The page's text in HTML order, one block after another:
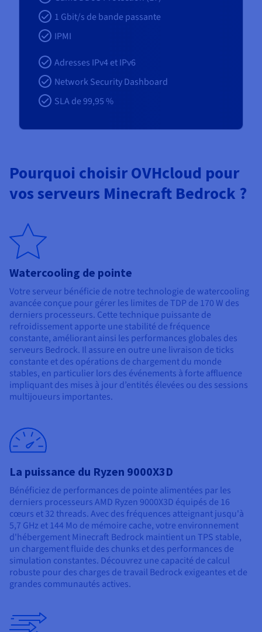
1 Gbit/s de bande passante
IPMI
Adresses IPv4 et IPv6
Network Security Dashboard
SLA de 99,95 %
Pourquoi choisir OVHcloud pour
vos serveurs Minecraft Bedrock ?
La puissance du Ryzen 9000X3D
Bénéficiez de performances de pointe alimentées par les
derniers processeurs AMD Ryzen 9000X3D équipés de 16
cœurs et 32 threads. Avec des fréquences atteignant jusqu'à
5,7 GHz et 144 Mo de mémoire cache, votre environnement
d'hébergement Minecraft Bedrock maintient un TPS stable,
un chargement fluide des chunks et des performances de
simulation constantes. Découvrez une capacité de calcul
robuste pour des charges de travail Bedrock exigeantes et de
grandes communautés actives.
Watercooling de pointe
Votre serveur bénéficie de notre technologie de watercooling
avancée conçue pour gérer les limites de TDP de 170 W des
derniers processeurs. Cette technique puissante de
refroidissement apporte une stabilité de fréquence
constante, améliorant ainsi les performances globales des
serveurs Bedrock. Il assure en outre une livraison de ticks
constante et des opérations de chargement du monde
stables, en particulier lors des événements à forte affluence
impliquant des mises à jour d’entités élevées ou des sessions
multijoueurs importantes.